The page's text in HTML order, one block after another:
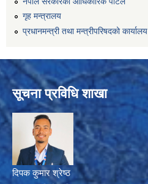
गृह मन्त्रालय
प्रधानमन्त्री तथा मन्त्रीपरिषदको कार्यालय
सूचना प्रविधि शाखा
दिपक कुमार श्रेष्ठ